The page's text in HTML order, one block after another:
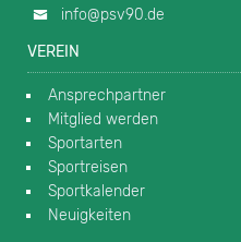
info@psv90.de
VEREIN
Ansprechpartner
Mitglied werden
Sportarten
Sportreisen
Sportkalender
Neuigkeiten